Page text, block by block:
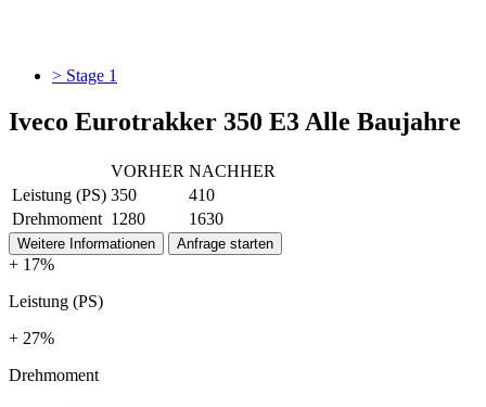
> Stage 1
Iveco Eurotrakker 350 E3 Alle Baujahre
VORHER NACHHER
Leistung (PS) 350
410
Drehmoment 1280 1630
Weitere Informationen Anfrage starten
+ 17%
Leistung (PS)
+ 27%
Drehmoment